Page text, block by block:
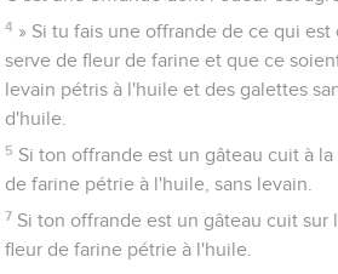
4 » Si tu fais une offrande de ce qui
serve de fleur de farine et que ce
levain pétris à l'huile et des galettes
d'huile.
5 Si ton offrande est un gâteau cuit à
de farine pétrie à l'huile, sans levain.
7 Si ton offrande est un gâteau cuit sur
fleur de farine pétrie à l'huile.